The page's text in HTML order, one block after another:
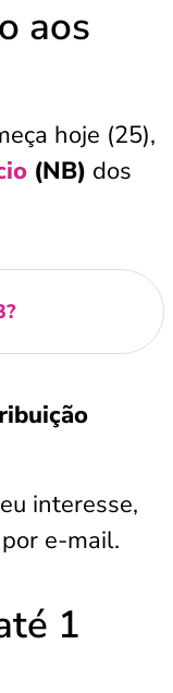
aos
hoje (25),
(NB) dos
interesse,
e-mail.
1